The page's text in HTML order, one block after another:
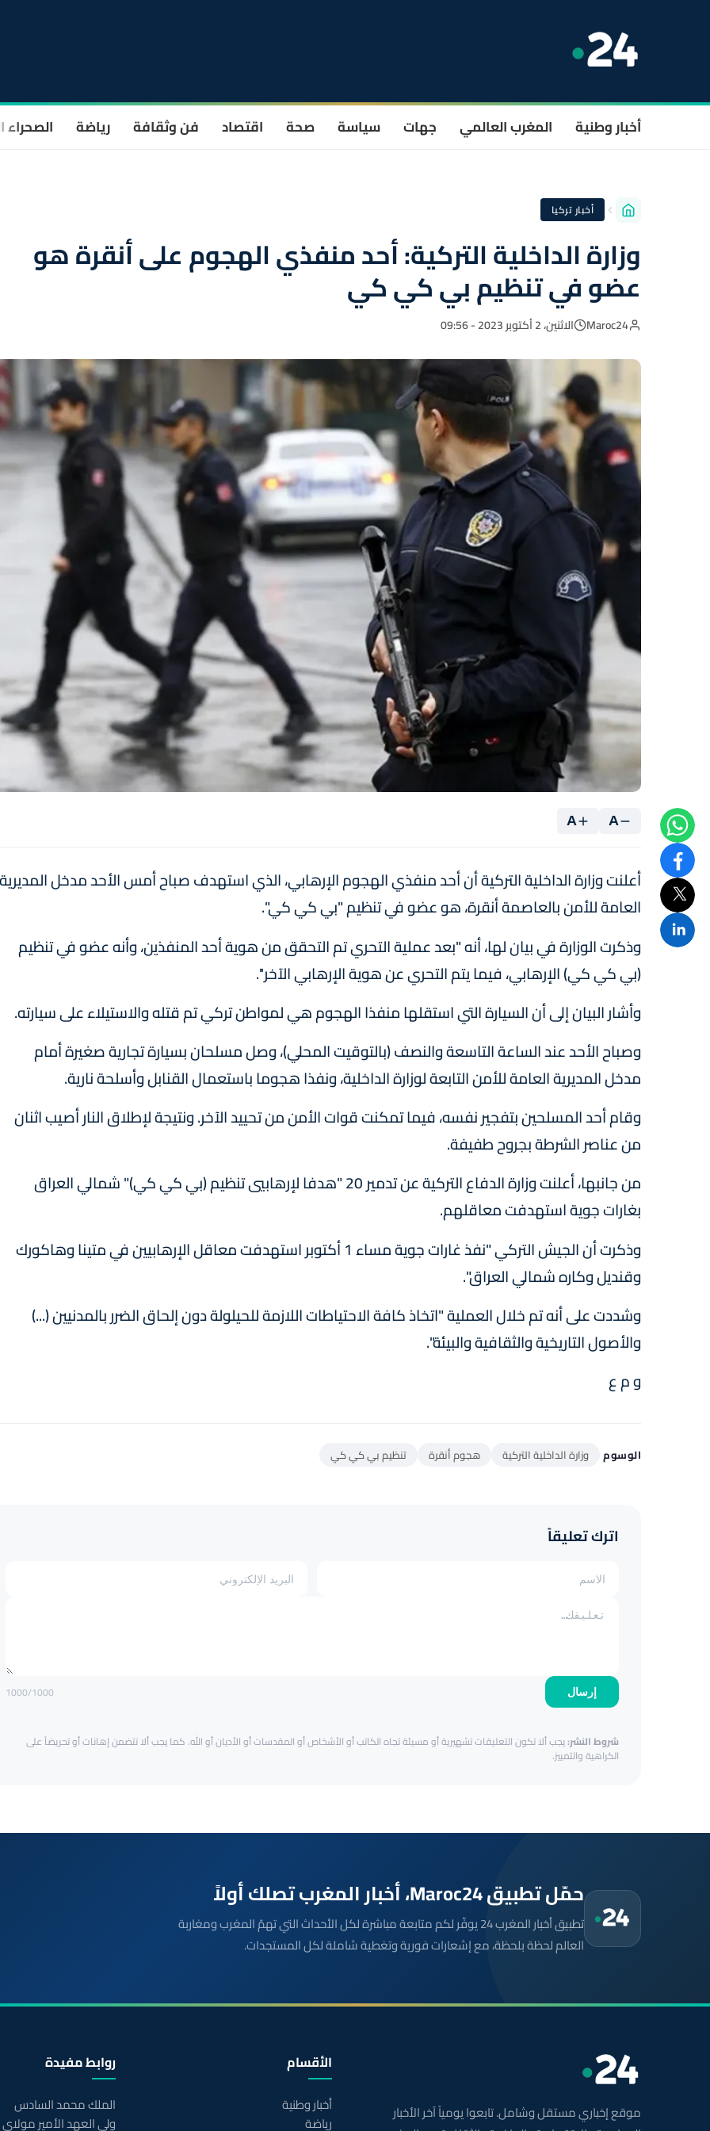
أخبار وطنية المغرب العالمي جهات سياسة صحة اقتصاد فن وثقافة رياضة الصحراء
أخبار تركيا
وزارة الداخلية التركية: أحد منفذي الهجوم على أنقرة هو
عضو في تنظيم بي كي كي
Maroc24 الاثنين، 2 أكتوبر 2023 - 09:56
A
A
أعلنت وزارة الداخلية التركية أن أحد منفذي الهجوم الإرهابي، الذي استهدف صباح أمس الأحد مدخل المديرية
العامة للأمن بالعاصمة أنقرة، هو عضو في تنظيم "بي كي كي".
وذكرت الوزارة في بيان لها، أنه "بعد عملية التحري تم التحقق من هوية أحد المنفذين، وأنه عضو في تنظيم
(بي كي كي) الإرهابي، فيما يتم التحري عن هوية الإرهابي الآخر''.
وأشار البيان إلى أن السيارة التي استقلها منفذا الهجوم هي لمواطن تركي تم قتله والاستيلاء على سيارته.
وصباح الأحد عند الساعة التاسعة والنصف (بالتوقيت المحلي)، وصل مسلحان بسيارة تجارية صغيرة أمام
مدخل المديرية العامة للأمن التابعة لوزارة الداخلية، ونفذا هجوما باستعمال القنابل وأسلحة نارية.
وقام أحد المسلحين بتفجير نفسه، فيما تمكنت قوات الأمن من تحييد الآخر. ونتيجة لإطلاق النار أصيب اثنان
من عناصر الشرطة بجروح طفيفة.
من جانبها، أعلنت وزارة الدفاع التركية عن تدمير 20 "هدفا لإرهابيي تنظيم (بي كي كي)" شمالي العراق
بغارات جوية استهدفت معاقلهم.
وذكرت أن الجيش التركي "نفذ غارات جوية مساء 1 أكتوبر استهدفت معاقل الإرهابيين في متينا وهاكورك
وقنديل وكاره شمالي العراق".
وشددت على أنه تم خلال العملية "اتخاذ كافة الاحتياطات اللازمة للحيلولة دون إلحاق الضرر بالمدنيين (...)
والأصول التاريخية والثقافية والبيئة".
و م ع
الوسوم وزارة الداخلية التركية هجوم أنقرة تنظيم بي كي كي
اترك تعليقاً
إرسال 1000/1000
شروط النشر:يجب ألا تكون التعليقات تشهيرية أو مسيئة تجاه الكاتب أو الأشخاص أو المقدسات أو الأديان أو الله. كما يجب ألا تتضمن إهانات أو تحريضاً على
الكراهية والتمييز.
حمّل تطبيق Maroc24، أخبار المغرب تصلك أولاً
تطبيق أخبار المغرب 24 يوفّر لكم متابعة مباشرة لكل الأحداث التي تهمّ المغرب ومغاربة
العالم لحظة بلحظة، مع إشعارات فورية وتغطية شاملة لكل المستجدات.
موقع إخباري مستقل وشامل. تابعوا يومياً آخر الأخبار
الأقسام
أخبار وطنية
رياضة
روابط مفيدة
الملك محمد السادس
ولي العهد الأمير